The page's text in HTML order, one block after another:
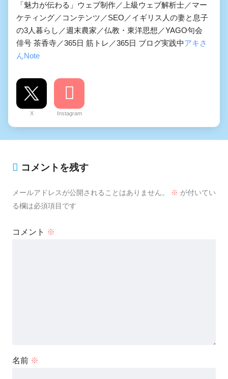
「魅力が伝わる」ウェブ制作／上級ウェブ解析士／マー
ケティング／コンテンツ／SEO／イギリス人の妻と息子
の3人暮らし／週末農家／仏教・東洋思想／YAGO句会
俳号 茶香寺／365日 筋トレ／365日 ブログ実践中アキさ
んNote
X Instagram
コメントを残す
メールアドレスが公開されることはありません。 ※ が付いてい
る欄は必須項目です
コメント ※
名前 ※